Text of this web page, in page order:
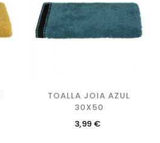
TOALLA JOIA AZUL
30X50
Precio
3,99 €